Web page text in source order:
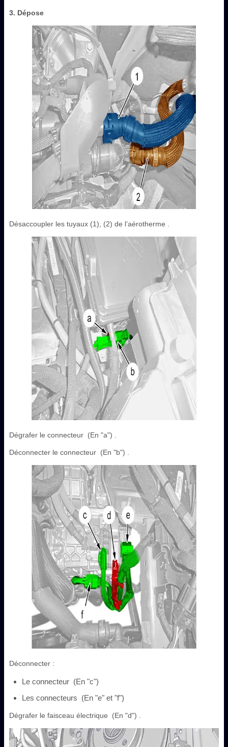
3. Dépose
Désaccoupler les tuyaux (1), (2) de l’aérotherme .
Dégrafer le connecteur (En "a") .
Déconnecter le connecteur (En "b") .
Déconnecter :
Le connecteur (En "c")
Les connecteurs (En "e" et "f")
Dégrafer le faisceau électrique (En "d") .